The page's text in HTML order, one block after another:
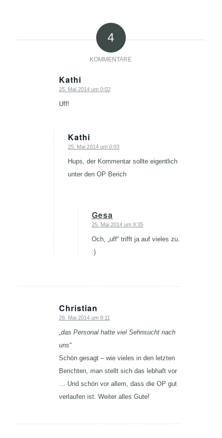
4
KOMMENTARE
Kathi
sagte:
25. Mai 2014 um 0:02
Uff!
Kathi
sagte:
25. Mai 2014 um 0:03
Hups, der Kommentar sollte eigentlich
unter den OP Berich
Gesa
sagte:
25. Mai 2014 um 9:35
Och, „uff“ trifft ja auf vieles zu.
:)
Christian
sagte:
26. Mai 2014 um 9:11
„das Personal hatte viel Sehnsucht nach
uns“
Schön gesagt – wie vieles in den letzten
Berichten, man stellt sich das lebhaft vor
… Und schön vor allem, dass die OP gut
verlaufen ist. Weiter alles Gute!